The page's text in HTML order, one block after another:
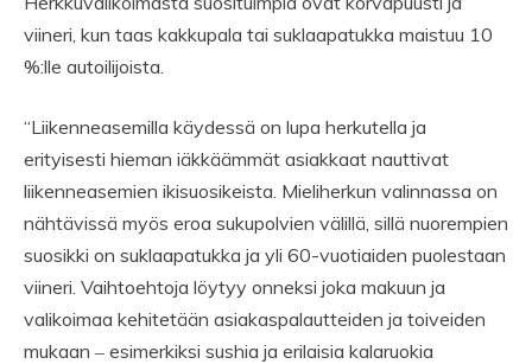
viineri, kun taas kakkupala tai suklaapatukka maistuu 10
%:lle autoilijoista.
“Liikenneasemilla käydessä on lupa herkutella ja
erityisesti hieman iäkkäämmät asiakkaat nauttivat
liikenneasemien ikisuosikeista. Mieliherkun valinnassa on
nähtävissä myös eroa sukupolvien välillä, sillä nuorempien
suosikki on suklaapatukka ja yli 60-vuotiaiden puolestaan
viineri. Vaihtoehtoja löytyy onneksi joka makuun ja
valikoimaa kehitetään asiakaspalautteiden ja toiveiden
mukaan ‒ esimerkiksi sushia ja erilaisia kalaruokia